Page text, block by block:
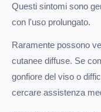
Questi sintomi sono
con l'uso prolungato.
Raramente possono
cutanee diffuse. Se
gonfiore del viso o
cercare assistenza